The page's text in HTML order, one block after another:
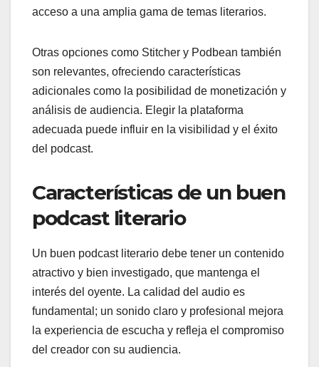
acceso a una amplia gama de temas literarios.
Otras opciones como Stitcher y Podbean también
son relevantes, ofreciendo características
adicionales como la posibilidad de monetización y
análisis de audiencia. Elegir la plataforma
adecuada puede influir en la visibilidad y el éxito
del podcast.
Características de un buen
podcast literario
Un buen podcast literario debe tener un contenido
atractivo y bien investigado, que mantenga el
interés del oyente. La calidad del audio es
fundamental; un sonido claro y profesional mejora
la experiencia de escucha y refleja el compromiso
del creador con su audiencia.